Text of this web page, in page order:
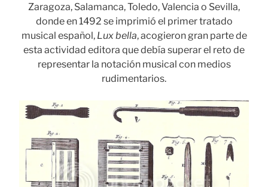
Zaragoza, Salamanca, Toledo, Valencia o Sevilla,
donde en 1492 se imprimió el primer tratado
musical español, Lux bella, acogieron gran parte de
esta actividad editora que debía superar el reto de
representar la notación musical con medios
rudimentarios.